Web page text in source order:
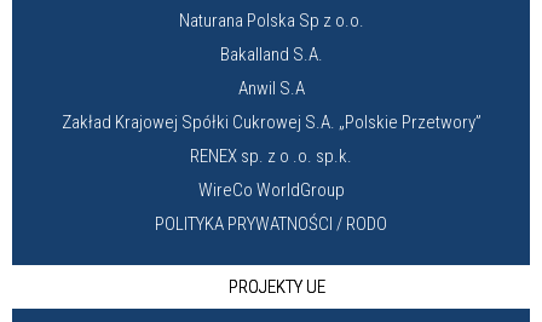
Naturana Polska Sp z o.o.
Bakalland S.A.
Anwil S.A
Zakład Krajowej Spółki Cukrowej S.A. „Polskie Przetwory”
RENEX sp. z o .o. sp.k.
WireCo WorldGroup
POLITYKA PRYWATNOŚCI / RODO
PROJEKTY UE